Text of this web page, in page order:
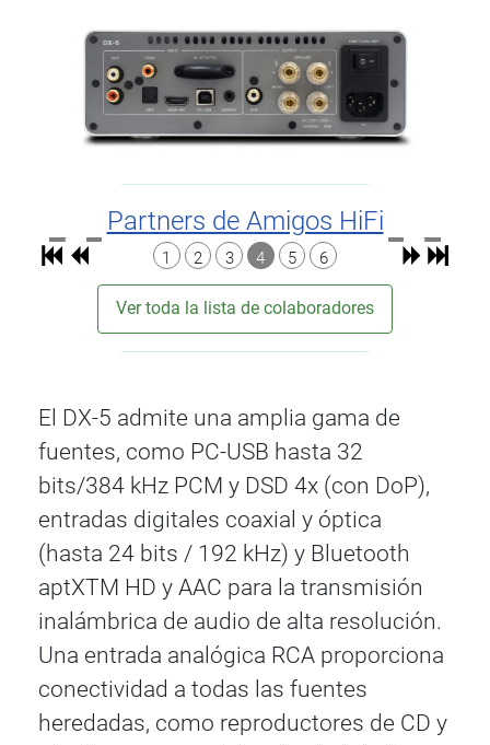
Partners de Amigos HiFi
1 2 3 4 5 6
Ver toda la lista de colaboradores
El DX-5 admite una amplia gama de
fuentes, como PC-USB hasta 32
bits/384 kHz PCM y DSD 4x (con DoP),
entradas digitales coaxial y óptica
(hasta 24 bits / 192 kHz) y Bluetooth
aptXTM HD y AAC para la transmisión
inalámbrica de audio de alta resolución.
Una entrada analógica RCA proporciona
conectividad a todas las fuentes
heredadas, como reproductores de CD y